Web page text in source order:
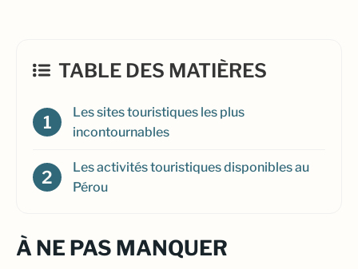
TABLE DES MATIÈRES
Les sites touristiques les plus
incontournables
Les activités touristiques disponibles au
Pérou
À NE PAS MANQUER